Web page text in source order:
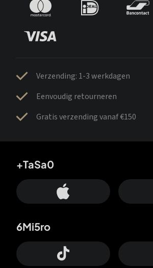
Verzending: 1-3 werkdagen
Eenvoudig retourneren
Gratis verzending vanaf €150
+TaSa0
6Mi5ro